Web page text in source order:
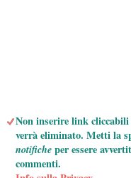
Non inserire link
verrà eliminato. Metti la
notificheper essere
commenti.